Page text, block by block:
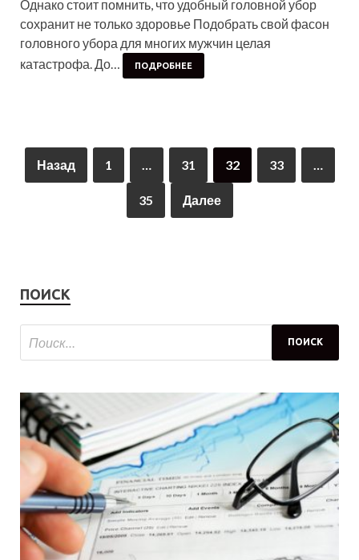
Однако стоит помнить, что удобный головной убор
сохранит не только здоровье Подобрать свой фасон
головного убора для многих мужчин целая
катастрофа. До…
ПОДРОБНЕЕ
Назад 1 … 31 32 33 …
35 Далее
ПОИСК